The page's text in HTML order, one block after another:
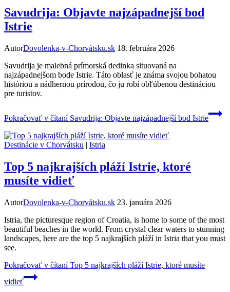
Savudrija: Objavte najzápadnejší bod
Istrie
AutorDovolenka-v-Chorvátsku.sk 18. februára 2026
Savudrija je malebná prímorská dedinka situovaná na
najzápadnejšom bode Istrie. Táto oblasť je známa svojou bohatou
históriou a nádhernou prírodou, čo ju robí obľúbenou destináciou
pre turistov.
Pokračovať v čítaníSavudrija: Objavte najzápadnejší bod Istrie
Destinácie v Chorvátsku | Istria
Top 5 najkrajších pláží Istrie, ktoré
musíte vidieť
AutorDovolenka-v-Chorvátsku.sk 23. januára 2026
Istria, the picturesque region of Croatia, is home to some of the most
beautiful beaches in the world. From crystal clear waters to stunning
landscapes, here are the top 5 najkrajších pláží in Istria that you must
see.
Pokračovať v čítaníTop 5 najkrajších pláží Istrie, ktoré musíte
vidieť